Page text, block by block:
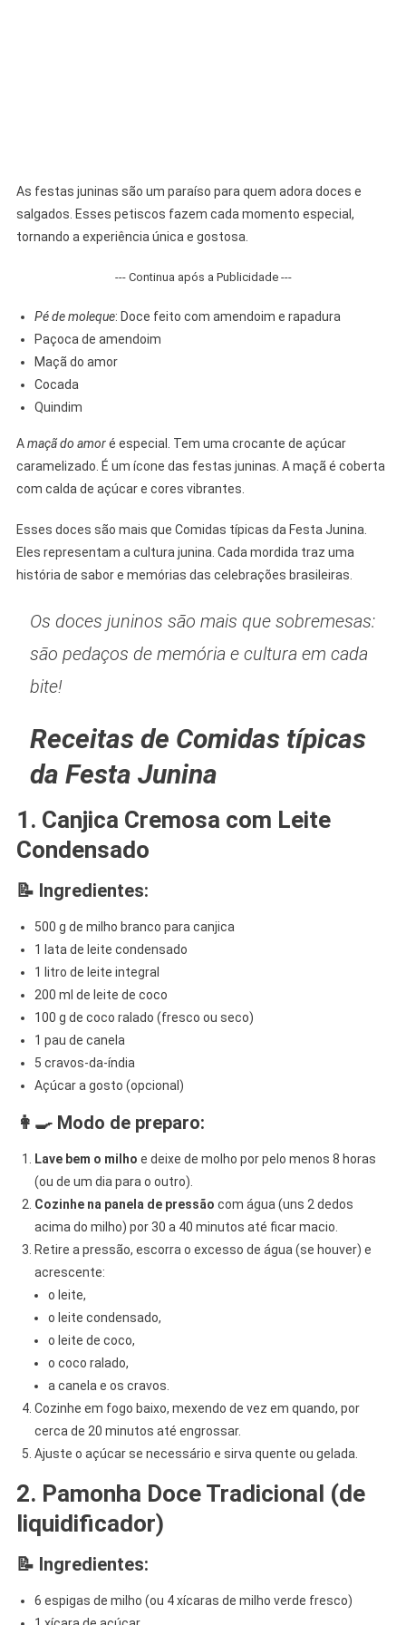
As festas juninas são um paraíso para quem adora doces e
salgados. Esses petiscos fazem cada momento especial,
tornando a experiência única e gostosa.
--- Continua após a Publicidade ---
Pé de moleque: Doce feito com amendoim e rapadura
Paçoca de amendoim
Maçã do amor
Cocada
Quindim
Amaçã do amoré especial. Tem uma crocante de açúcar
caramelizado. É um ícone das festas juninas. A maçã é coberta
com calda de açúcar e cores vibrantes.
Esses doces são mais que Comidas típicas da Festa Junina.
Eles representam a cultura junina. Cada mordida traz uma
história de sabor e memórias das celebrações brasileiras.
Os doces juninos são mais que sobremesas:
são pedaços de memória e cultura em cada
bite!
Receitas de Comidas típicas
da Festa Junina
1. Canjica Cremosa com Leite
Condensado
📝 Ingredientes:
500 g de milho branco para canjica
1 lata de leite condensado
1 litro de leite integral
200 ml de leite de coco
100 g de coco ralado (fresco ou seco)
1 pau de canela
5 cravos-da-índia
Açúcar a gosto (opcional)
👩‍🍳 Modo de preparo:
Lave bem o milho e deixe de molho por pelo menos 8 horas
(ou de um dia para o outro).
Cozinhe na panela de pressão com água (uns 2 dedos
acima do milho) por 30 a 40 minutos até ficar macio.
Retire a pressão, escorra o excesso de água (se houver) e
acrescente:
o leite,
o leite condensado,
o leite de coco,
o coco ralado,
a canela e os cravos.
Cozinhe em fogo baixo, mexendo de vez em quando, por
cerca de 20 minutos até engrossar.
Ajuste o açúcar se necessário e sirva quente ou gelada.
2. Pamonha Doce Tradicional (de
liquidificador)
📝 Ingredientes:
6 espigas de milho (ou 4 xícaras de milho verde fresco)